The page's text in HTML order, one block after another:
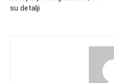
su detalji